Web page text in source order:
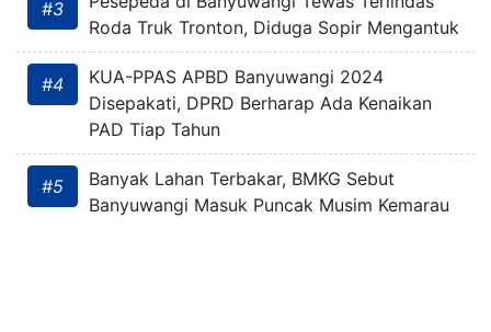
#3
Roda Truk Tronton, Diduga Sopir Mengantuk
#4
KUA-PPAS APBD Banyuwangi 2024
Disepakati, DPRD Berharap Ada Kenaikan
PAD Tiap Tahun
#5
Banyak Lahan Terbakar, BMKG Sebut
Banyuwangi Masuk Puncak Musim Kemarau